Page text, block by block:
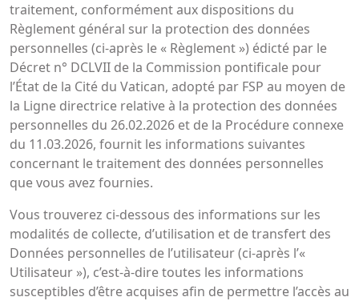
traitement, conformément aux dispositions du
Règlement général sur la protection des données
personnelles (ci-après le « Règlement ») édicté par le
Décret n° DCLVII de la Commission pontificale pour
l’État de la Cité du Vatican, adopté par FSP au moyen de
la Ligne directrice relative à la protection des données
personnelles du 26.02.2026 et de la Procédure connexe
du 11.03.2026, fournit les informations suivantes
concernant le traitement des données personnelles
que vous avez fournies.
Vous trouverez ci-dessous des informations sur les
modalités de collecte, d’utilisation et de transfert des
Données personnelles de l’utilisateur (ci-après l’«
Utilisateur »), c’est-à-dire toutes les informations
susceptibles d’être acquises afin de permettre l’accès au